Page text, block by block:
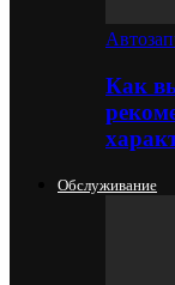
Как
Обслуживание